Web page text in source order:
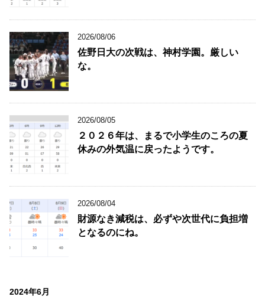
2026/08/06
佐野日大の次戦は、神村学園。厳しい
な。
2026/08/05
２０２６年は、まるで小学生のころの夏
休みの外気温に戻ったようです。
2026/08/04
財源なき減税は、必ずや次世代に負担増
となるのにね。
2024年6月